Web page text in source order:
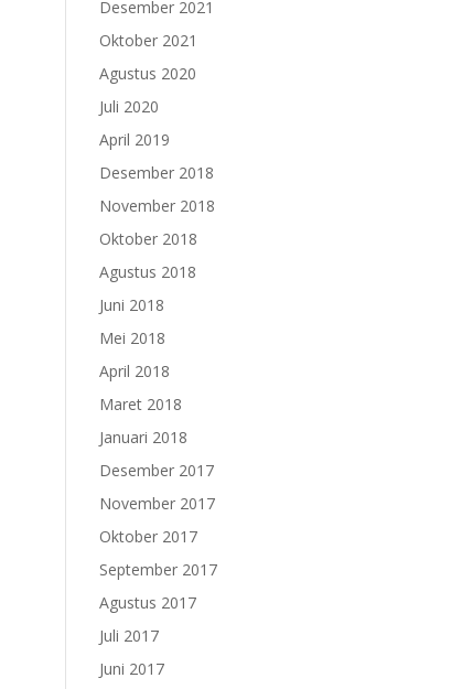
Desember 2021
Oktober 2021
Agustus 2020
Juli 2020
April 2019
Desember 2018
November 2018
Oktober 2018
Agustus 2018
Juni 2018
Mei 2018
April 2018
Maret 2018
Januari 2018
Desember 2017
November 2017
Oktober 2017
September 2017
Agustus 2017
Juli 2017
Juni 2017